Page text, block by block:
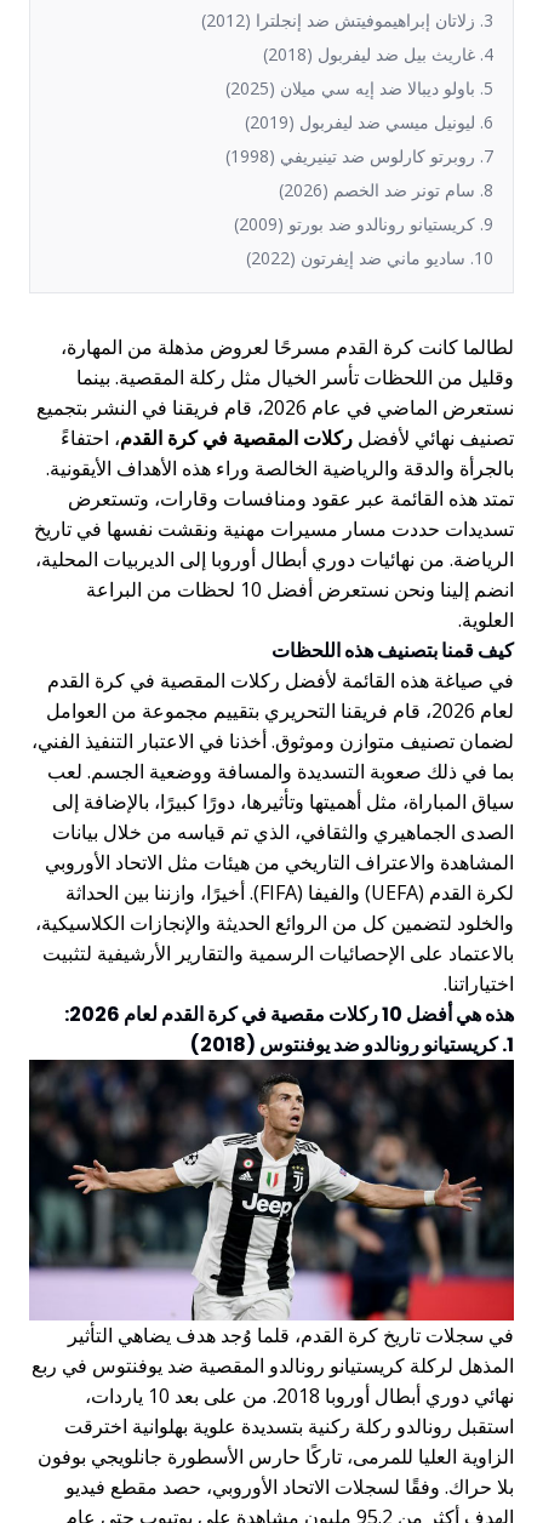
3. زلاتان إبراهيموفيتش ضد إنجلترا (2012)
4. غاريث بيل ضد ليفربول (2018)
5. باولو ديبالا ضد إيه سي ميلان (2025)
6. ليونيل ميسي ضد ليفربول (2019)
7. روبرتو كارلوس ضد تينيريفي (1998)
8. سام تونر ضد الخصم (2026)
9. كريستيانو رونالدو ضد بورتو (2009)
10. ساديو ماني ضد إيفرتون (2022)
لطالما كانت كرة القدم مسرحًا لعروض مذهلة من المهارة،
وقليل من اللحظات تأسر الخيال مثل ركلة المقصية. بينما
نستعرض الماضي في عام 2026، قام فريقنا في النشر بتجميع
تصنيف نهائي لأفضل ركلات المقصية في كرة القدم، احتفاءً
بالجرأة والدقة والرياضية الخالصة وراء هذه الأهداف الأيقونية.
تمتد هذه القائمة عبر عقود ومنافسات وقارات، وتستعرض
تسديدات حددت مسار مسيرات مهنية ونقشت نفسها في تاريخ
الرياضة. من نهائيات دوري أبطال أوروبا إلى الديربيات المحلية،
انضم إلينا ونحن نستعرض أفضل 10 لحظات من البراعة
العلوية.
كيف قمنا بتصنيف هذه اللحظات
في صياغة هذه القائمة لأفضل ركلات المقصية في كرة القدم
لعام 2026، قام فريقنا التحريري بتقييم مجموعة من العوامل
لضمان تصنيف متوازن وموثوق. أخذنا في الاعتبار التنفيذ الفني،
بما في ذلك صعوبة التسديدة والمسافة ووضعية الجسم. لعب
سياق المباراة، مثل أهميتها وتأثيرها، دورًا كبيرًا، بالإضافة إلى
الصدى الجماهيري والثقافي، الذي تم قياسه من خلال بيانات
المشاهدة والاعتراف التاريخي من هيئات مثل الاتحاد الأوروبي
لكرة القدم (UEFA) والفيفا (FIFA). أخيرًا، وازننا بين الحداثة
والخلود لتضمين كل من الروائع الحديثة والإنجازات الكلاسيكية،
بالاعتماد على الإحصائيات الرسمية والتقارير الأرشيفية لتثبيت
اختياراتنا.
هذه هي أفضل 10 ركلات مقصية في كرة القدم لعام 2026:
1. كريستيانو رونالدو ضد يوفنتوس (2018)
في سجلات تاريخ كرة القدم، قلما وُجد هدف يضاهي التأثير
المذهل لركلة كريستيانو رونالدو المقصية ضد يوفنتوس في ربع
نهائي دوري أبطال أوروبا 2018. من على بعد 10 ياردات،
استقبل رونالدو ركلة ركنية بتسديدة علوية بهلوانية اخترقت
الزاوية العليا للمرمى، تاركًا حارس الأسطورة جانلويجي بوفون
بلا حراك. وفقًا لسجلات الاتحاد الأوروبي، حصد مقطع فيديو
الهدف أكثر من 95.2 مليون مشاهدة على يوتيوب حتى عام